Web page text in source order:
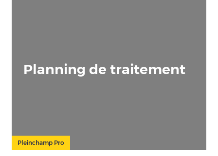
Planning de traitement
Pleinchamp Pro